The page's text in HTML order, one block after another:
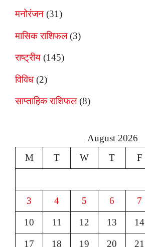
मनोरंजन (31)
मासिक राशिफल(3)
राष्ट्रीय (145)
विविध(2)
साप्ताहिक राशिफल(8)
August 2026
M
T W T F
3 4 5 6 7
10 11 12 13 14
17 18 19 20 21